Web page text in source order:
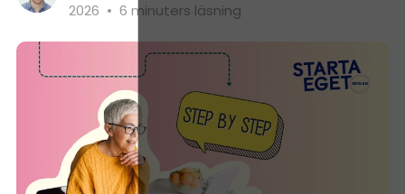
2026 • 6 minuters läsning